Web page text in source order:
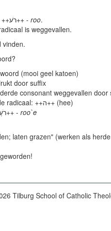
Twee radicalen blijven staan: ++רֹע++ - roo.
is weggevallen.
vinden.
(mooi geel katoen)
door suffix
consonant weggevallen door
derde radicaal: ++ה++ (hee)
++רֹעֶה++ - roo`e
laten grazen" (werken als
Tilburg School of Catholic